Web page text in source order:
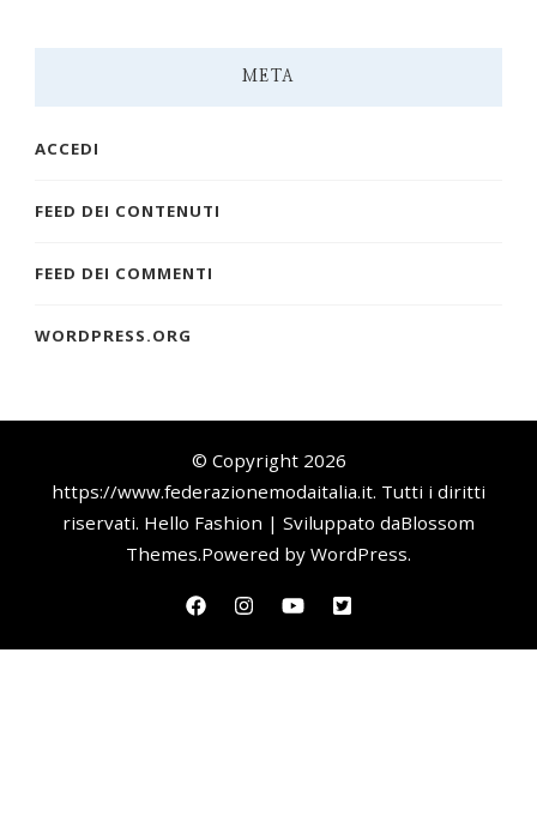
META
ACCEDI
FEED DEI CONTENUTI
FEED DEI COMMENTI
WORDPRESS.ORG
© Copyright 2026
https://www.federazionemodaitalia.it. Tutti i diritti
riservati. Hello Fashion | Sviluppato daBlossom
Themes.Powered by WordPress.